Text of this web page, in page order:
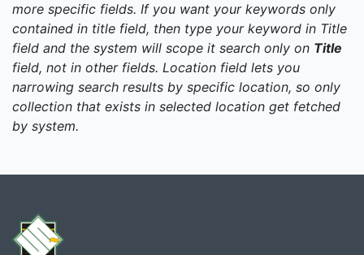
more specific fields. If you want your keywords only
contained in title field, then type your keyword in Title
field and the system will scope it search only on Title
field, not in other fields. Location field lets you
narrowing search results by specific location, so only
collection that exists in selected location get fetched
by system.